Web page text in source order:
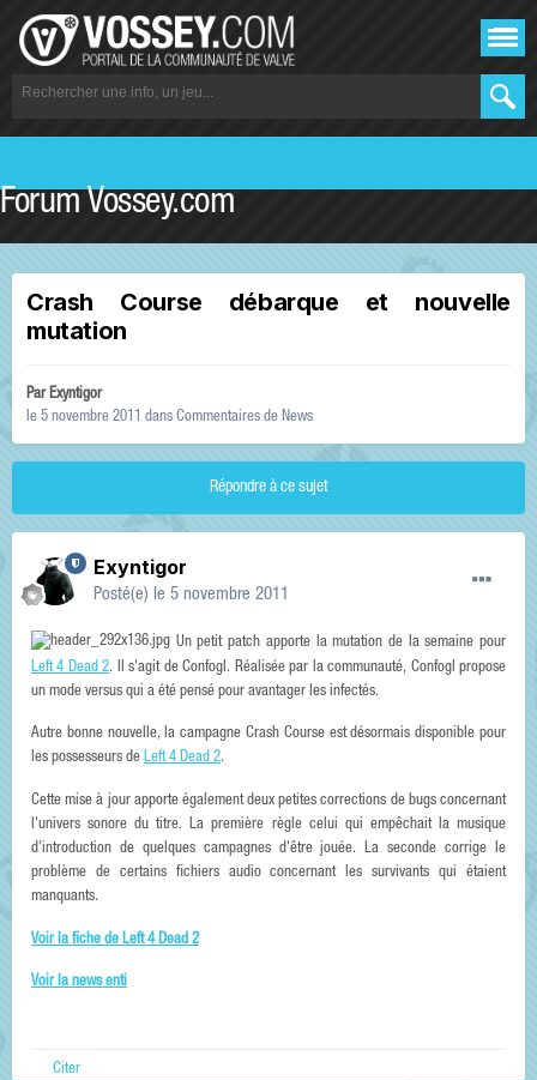
Forum Vossey.com
Crash Course débarque et nouvelle
mutation
ParExyntigor
le 5 novembre 2011 dans Commentaires de News
Répondre à ce sujet
Exyntigor
Posté(e) le 5 novembre 2011
Un petit patch apporte la mutation de la semaine pour
Left 4 Dead 2. Il s'agit de Confogl. Réalisée par la communauté, Confogl propose
un mode versus qui a été pensé pour avantager les infectés.
Autre bonne nouvelle, la campagne Crash Course est désormais disponible pour
les possesseurs de Left 4 Dead 2.
Cette mise à jour apporte également deux petites corrections de bugs concernant
l'univers sonore du titre. La première règle celui qui empêchait la musique
d'introduction de quelques campagnes d'être jouée. La seconde corrige le
problème de certains fichiers audio concernant les survivants qui étaient
manquants.
Voir la fiche de Left 4 Dead 2
Voir la news enti
Citer